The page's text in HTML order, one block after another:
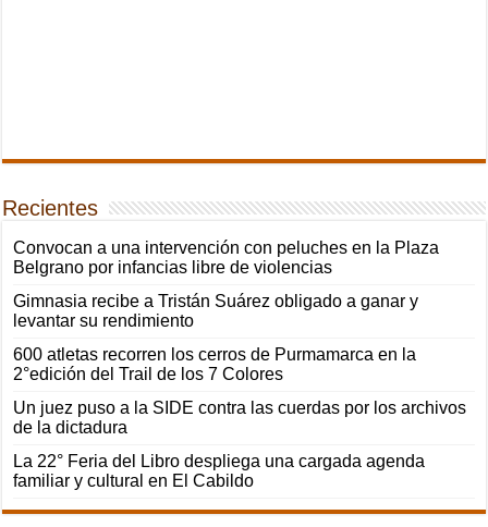
Recientes
Convocan a una intervención con peluches en la Plaza
Belgrano por infancias libre de violencias
Gimnasia recibe a Tristán Suárez obligado a ganar y
levantar su rendimiento
600 atletas recorren los cerros de Purmamarca en la
2°edición del Trail de los 7 Colores
Un juez puso a la SIDE contra las cuerdas por los archivos
de la dictadura
La 22° Feria del Libro despliega una cargada agenda
familiar y cultural en El Cabildo